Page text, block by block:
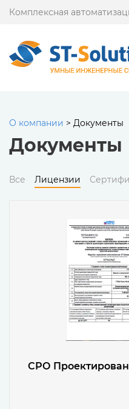
Комплексная
О компании > Документы
Документы
Все Лицензии
СРО